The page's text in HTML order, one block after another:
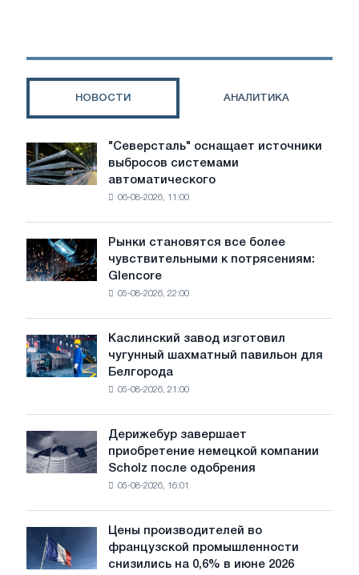
в
НОВОСТИ АНАЛИТИКА
"Северсталь"
оснащает
источники
автоматического
контроля
"Северсталь" оснащает источники
выбросов системами
автоматического
06-08-2026, 11:00
Рынки
становятся
все
потрясениям:
Glencore
Рынки становятся все более
чувствительными к потрясениям:
Glencore
05-08-2026, 22:00
Каслинский
завод
изготовил
для
Белгорода
Каслинский завод изготовил
чугунный шахматный павильон для
Белгорода
05-08-2026, 21:00
Дерижебур
завершает
приобретение
после
одобрения
Дерижебур завершает
приобретение немецкой компании
Scholz после одобрения
05-08-2026, 16:01
Цены
производителей
во
Цены производителей во
французской промышленности
снизились на 0,6% в июне 2026